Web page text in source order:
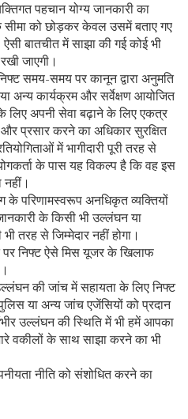
पहचान योग्य जानकारी का
सीमा को छोड़कर केवल उसमें बताए गए
बातचीत में साझा की गई कोई भी
जाएगी।
समय-समय पर कानून द्वारा अनुमति
अन्य कार्यक्रम और सर्वेक्षण आयोजित
अपनी सेवा बढ़ाने के लिए एकत्र
प्रसार करने का अधिकार सुरक्षित
में भागीदारी पूरी तरह से
के पास यह विकल्प है कि वह इस
के परिणामस्वरूप अनधिकृत व्यक्तियों
के किसी भी उल्लंघन या
तरह से जिम्मेदार नहीं होगा।
पर निफ्ट ऐसे मिस यूजर के खिलाफ
की जांच में सहायता के लिए निफ्ट
या अन्य जांच एजेंसियों को प्रदान
उल्लंघन की स्थिति में भी हमें आपका
वकीलों के साथ साझा करने का भी
नीति को संशोधित करने का